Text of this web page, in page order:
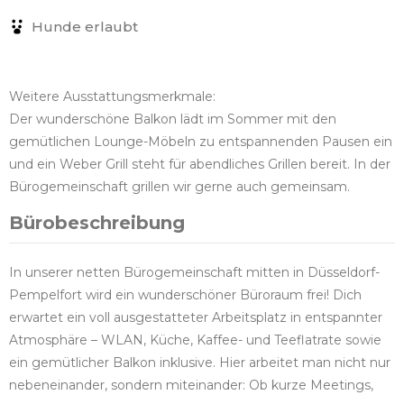
Hunde erlaubt
Weitere Ausstattungsmerkmale:
Der wunderschöne Balkon lädt im Sommer mit den
gemütlichen Lounge-Möbeln zu entspannenden Pausen ein
und ein Weber Grill steht für abendliches Grillen bereit. In der
Bürogemeinschaft grillen wir gerne auch gemeinsam.
Bürobeschreibung
In unserer netten Bürogemeinschaft mitten in Düsseldorf-
Pempelfort wird ein wunderschöner Büroraum frei! Dich
erwartet ein voll ausgestatteter Arbeitsplatz in entspannter
Atmosphäre – WLAN, Küche, Kaffee- und Teeflatrate sowie
ein gemütlicher Balkon inklusive. Hier arbeitet man nicht nur
nebeneinander, sondern miteinander: Ob kurze Meetings,